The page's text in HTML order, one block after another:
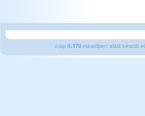
A lap 0.370 másodperc alatt készült